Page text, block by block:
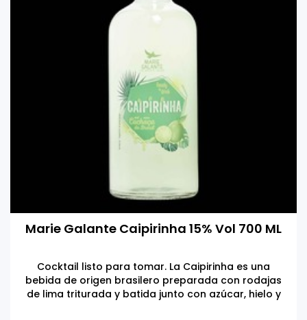
Marie Galante Caipirinha 15% Vol 700 ML
Cocktail listo para tomar. La Caipirinha es una
bebida de origen brasilero preparada con rodajas
de lima triturada y batida junto con azúcar, hielo y